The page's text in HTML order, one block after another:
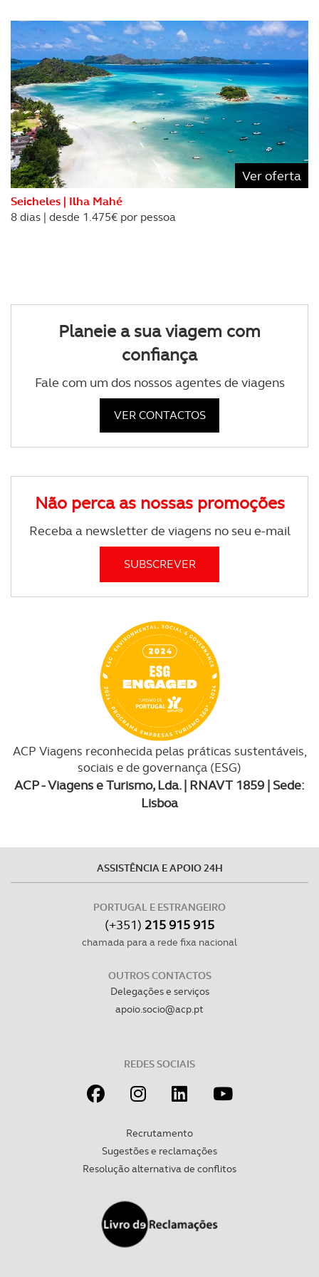
Ver oferta
Seicheles | Ilha Mahé
8 dias | desde 1.475€ por pessoa
Planeie a sua viagem com
confiança
Fale com um dos nossos agentes de viagens
VER CONTACTOS
Não perca as nossas promoções
Receba a newsletter de viagens no seu e-mail
ACP Viagens reconhecida pelas práticas sustentáveis,
sociais e de governança (ESG)
ACP - Viagens e Turismo, Lda. | RNAVT 1859 | Sede:
Lisboa
ASSISTÊNCIA E APOIO 24H
PORTUGAL E ESTRANGEIRO
(+351) 215 915 915
chamada para a rede fixa nacional
OUTROS CONTACTOS
Delegações e serviços
apoio.socio@acp.pt
REDES SOCIAIS
Recrutamento
Sugestões e reclamações
Resolução alternativa de conflitos